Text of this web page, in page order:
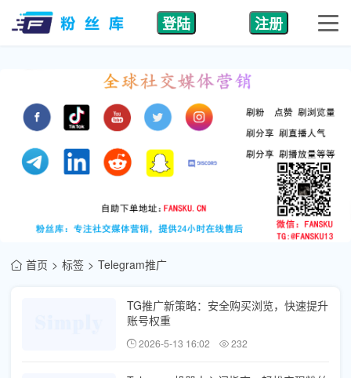
登陆 注册
首页 标签 Telegram推广
TG推广新策略：安全购买浏览，快速提升
账号权重
2026-5-13 16:02 232